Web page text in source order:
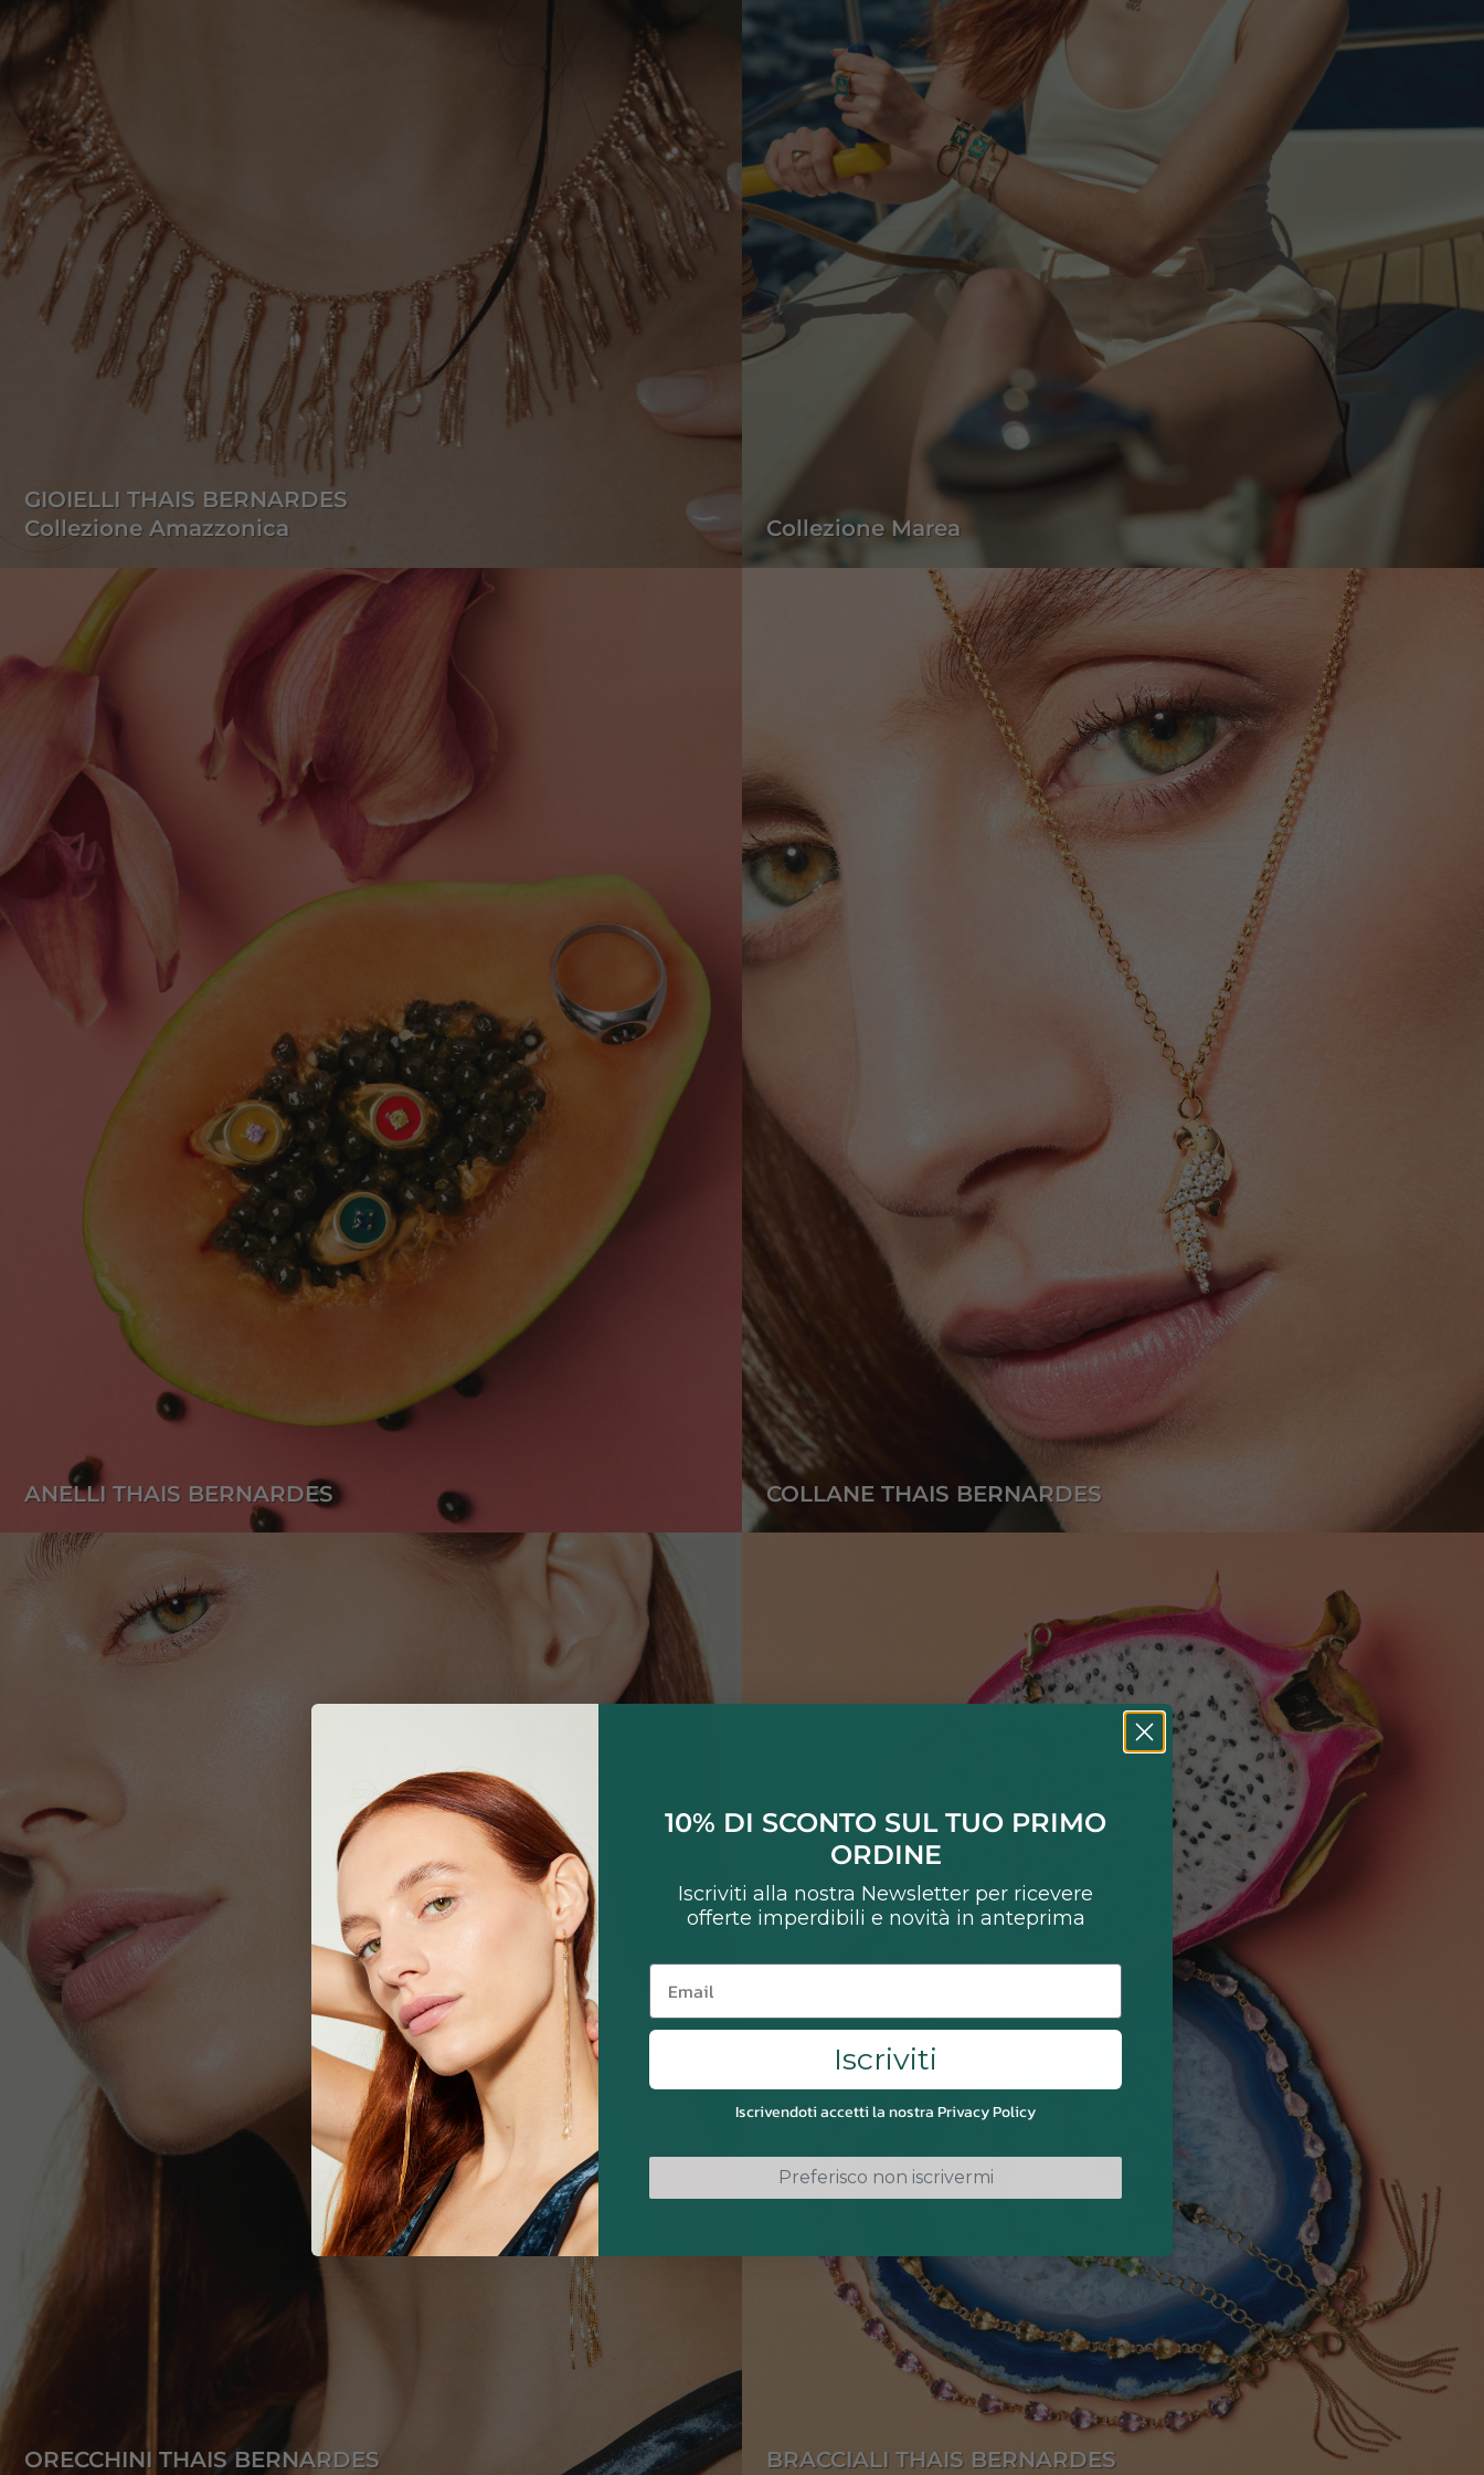
GIOIELLI THAIS BERNARDES
Collezione Amazzonica
Collezione Marea
ANELLI THAIS BERNARDES COLLANE THAIS BERNARDES
ORECCHINI THAIS BERNARDES BRACCIALI THAIS BERNARDES
10% DI SCONTO SUL TUO PRIMO
ORDINE
Iscriviti alla nostra Newsletter per ricevere
offerte imperdibili e novità in anteprima
Email
Iscriviti
Iscrivendoti accetti la nostra Privacy Policy
Preferisco non iscrivermi